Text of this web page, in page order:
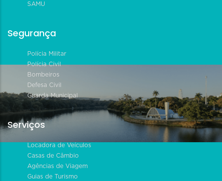
SAMU
Segurança
Polícia Militar
Polícia Civil
Bombeiros
Defesa Civil
Guarda Municipal
Serviços
Locadora de Veículos
Casas de Câmbio
Agências de Viagem
Guias de Turismo